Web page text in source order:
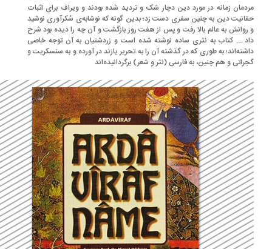
زمانه در مورد دین دچار شک و تردید شده بودند و ویراف برای اثبات
دین به چنین سفری دست زد؛ بدین گونه که نوشابه‌ی سُکرآوری نوشید
به عالم بالا رفت و پس از هفت روز بازگشت و آن چه را دیده بود شرح
... کتاب به نثری ساده نوشته شده است و زردشتیان به آن توجه خاصی
به طوری که در گذشته آن را به تحریر یازند در آورده و به سنسکریت و
و هم چنین، به فارسی (نثر و شعر) برگردانیده‌اند